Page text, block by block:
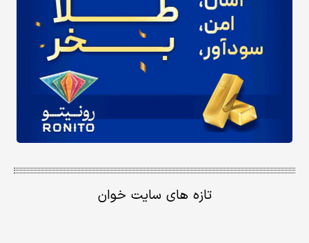
تازه های سایت خوان